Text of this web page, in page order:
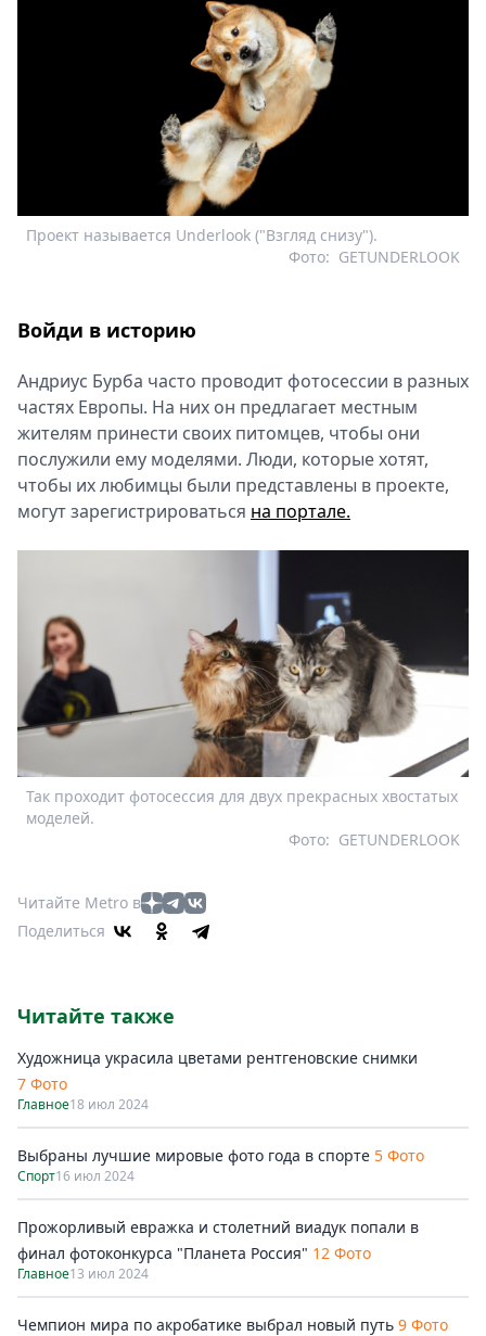
Проект называется Underlook ("Взгляд снизу").
GETUNDERLOOK
Фото:
Войди в историю
Андриус Бурба часто проводит фотосессии в разных
частях Европы. На них он предлагает местным
жителям принести своих питомцев, чтобы они
послужили ему моделями. Люди, которые хотят,
чтобы их любимцы были представлены в проекте,
могут зарегистрироваться на портале.
Так проходит фотосессия для двух прекрасных хвостатых
моделей.
GETUNDERLOOK
Фото:
Читайте Metro в
Поделиться
Читайте также
Художница украсила цветами рентгеновские снимки
7 Фото
Главное18 июл 2024
Выбраны лучшие мировые фото года в спорте 5 Фото
Спорт16 июл 2024
Прожорливый евражка и столетний виадук попали в
финал фотоконкурса "Планета Россия" 12 Фото
Главное13 июл 2024
Чемпион мира по акробатике выбрал новый путь 9 Фото